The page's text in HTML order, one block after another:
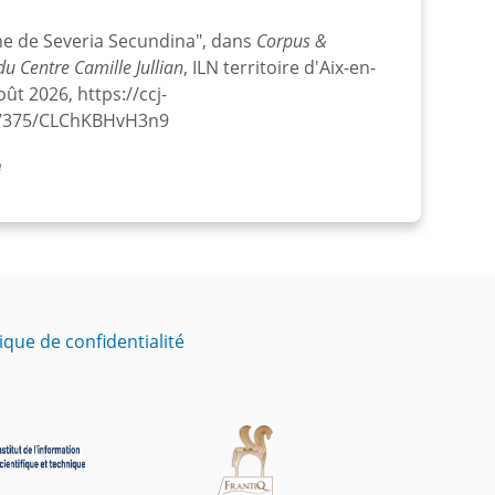
de Severia Secundina", dans Corpus &
Centre Camille Jullian, ILN territoire d'Aix-en-
2026, https://ccj-
CLChKBHvH3n9
de confidentialité